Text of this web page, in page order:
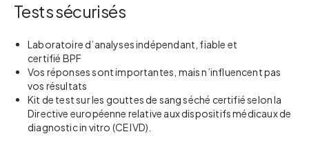
Tests sécurisés
Laboratoire d’analyses indépendant, fiable et
certifié BPF
Vos réponses sont importantes, mais n’influencent pas
vos résultats
Kit de test sur les gouttes de sang séché certifié selon la
Directive européenne relative aux dispositifs médicaux de
diagnostic in vitro (CE IVD).